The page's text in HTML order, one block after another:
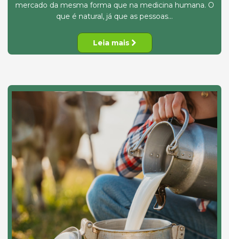
mercado da mesma forma que na medicina humana. O
que é natural, já que as pessoas...
Leia mais